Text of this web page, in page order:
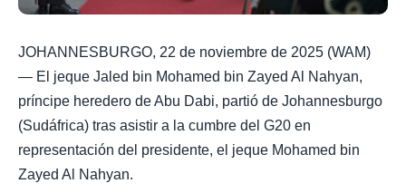
JOHANNESBURGO, 22 de noviembre de 2025 (WAM)
— El jeque Jaled bin Mohamed bin Zayed Al Nahyan,
príncipe heredero de Abu Dabi, partió de Johannesburgo
(Sudáfrica) tras asistir a la cumbre del G20 en
representación del presidente, el jeque Mohamed bin
Zayed Al Nahyan.